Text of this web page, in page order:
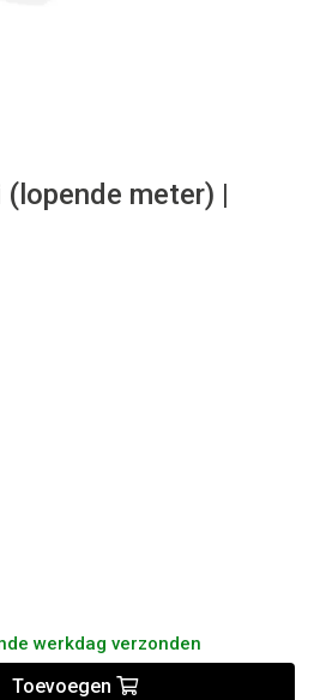
meter) |
werkdag verzonden
Toevoegen